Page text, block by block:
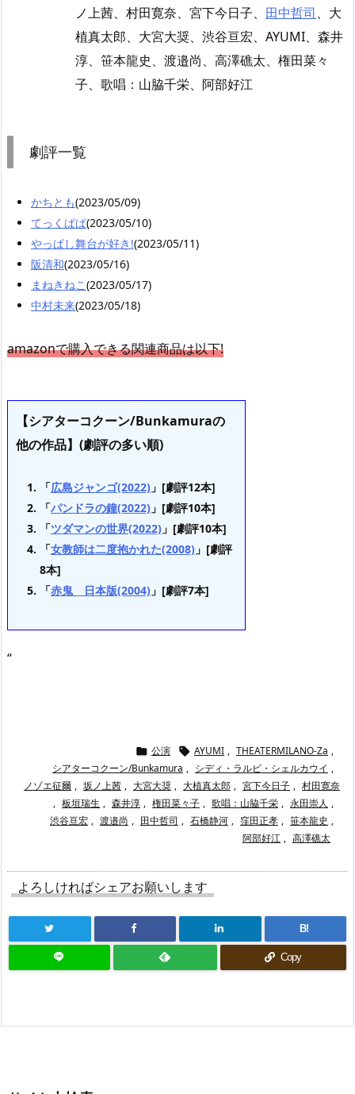
ノ上茜、村田寛奈、宮下今日子、 田中哲司、大
植真太郎、大宮大奨、渋谷亘宏、AYUMI、森井
淳、笹本龍史、渡邉尚、高澤礁太、権田菜々
子、歌唱：山脇千栄、阿部好江
劇評一覧
かちとも(2023/05/09)
てっくぱぱ(2023/05/10)
やっぱし舞台が好き!(2023/05/11)
阪清和(2023/05/16)
まねきねこ(2023/05/17)
中村未来(2023/05/18)
amazonで購入できる関連商品は以下!
【シアターコクーン/Bunkamuraの
他の作品】(劇評の多い順)
「広島ジャンゴ(2022) 」[劇評12本]
「パンドラの鐘(2022) 」[劇評10本]
「ツダマンの世界(2022) 」[劇評10本]
「女教師は二度抱かれた(2008) 」[劇評
8本]
「赤鬼 日本版(2004) 」[劇評7本]
“
 公演  AYUMI , THEATERMILANO-Za ,
シアターコクーン/Bunkamura , シディ・ラルビ・シェルカウイ ,
ノゾエ征爾 , 坂ノ上茜 , 大宮大奨 , 大植真太郎 , 宮下今日子 , 村田寛奈
, 板垣瑞生 , 森井淳 , 権田菜々子 , 歌唱：山脇千栄 , 永田崇人 ,
渋谷亘宏 , 渡邉尚 , 田中哲司 , 石橋静河 , 窪田正孝 , 笹本龍史 ,
阿部好江 , 高澤礁太
よろしければシェアお願いします
B!
Copy